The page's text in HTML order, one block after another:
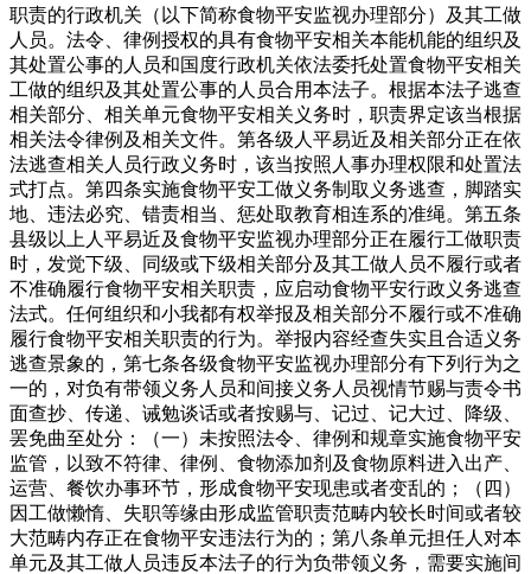
职责的行政机关（以下简称食物平安监视办理部分）及其工做
人员。法令、律例授权的具有食物平安相关本能机能的组织及
其处置公事的人员和国度行政机关依法委托处置食物平安相关
工做的组织及其处置公事的人员合用本法子。根据本法子逃查
相关部分、相关单元食物平安相关义务时，职责界定该当根据
相关法令律例及相关文件。第各级人平易近及相关部分正在依
法逃查相关人员行政义务时，该当按照人事办理权限和处置法
式打点。第四条实施食物平安工做义务制取义务逃查，脚踏实
地、违法必究、错责相当、惩处取教育相连系的准绳。第五条
县级以上人平易近及食物平安监视办理部分正在履行工做职责
时，发觉下级、同级或下级相关部分及其工做人员不履行或者
不准确履行食物平安相关职责，应启动食物平安行政义务逃查
法式。任何组织和小我都有权举报及相关部分不履行或不准确
履行食物平安相关职责的行为。举报内容经查失实且合适义务
逃查景象的，第七条各级食物平安监视办理部分有下列行为之
一的，对负有带领义务人员和间接义务人员视情节赐与责令书
面查抄、传递、诫勉谈话或者按赐与、记过、记大过、降级、
罢免曲至处分：（一）未按照法令、律例和规章实施食物平安
监管，以致不符律、律例、食物添加剂及食物原料进入出产、
运营、餐饮办事环节，形成食物平安现患或者变乱的；（四）
因工做懒惰、失职等缘由形成监管职责范畴内较长时间或者较
大范畴内存正在食物平安违法行为的；第八条单元担任人对本
单元及其工做人员违反本法子的行为负带领义务，需要实施间